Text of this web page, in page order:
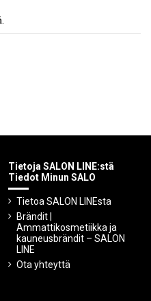
Tietoja SALON LINE:stä
Tiedot Minun SALO
Tietoa SALON LINEsta
Brändit |
Ammattikosmetiikka ja
kauneusbrändit – SALON
LINE
Ota yhteyttä